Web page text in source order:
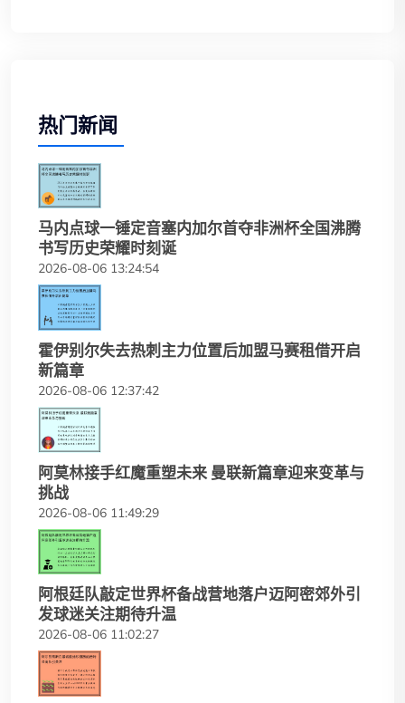
热门新闻
马内点球一锤定音塞内加尔首夺非洲杯全国沸腾
书写历史荣耀时刻诞
2026-08-06 13:24:54
霍伊别尔失去热刺主力位置后加盟马赛租借开启
新篇章
2026-08-06 12:37:42
阿莫林接手红魔重塑未来 曼联新篇章迎来变革与
挑战
2026-08-06 11:49:29
阿根廷队敲定世界杯备战营地落户迈阿密郊外引
发球迷关注期待升温
2026-08-06 11:02:27